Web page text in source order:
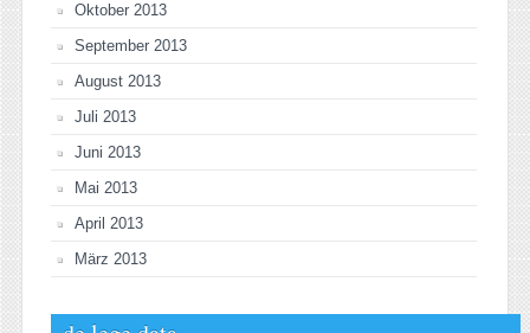
Oktober 2013
September 2013
August 2013
Juli 2013
Juni 2013
Mai 2013
April 2013
März 2013